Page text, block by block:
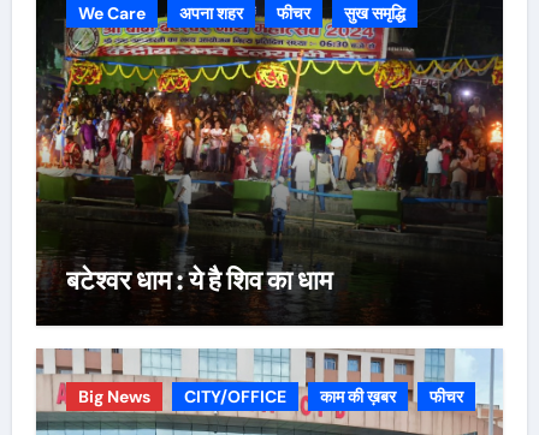
We Care अपना शहर फीचर सुख समृद्धि
बटेश्वर धाम : ये है शिव का धाम
Big News CITY/OFFICE काम की ख़बर फीचर